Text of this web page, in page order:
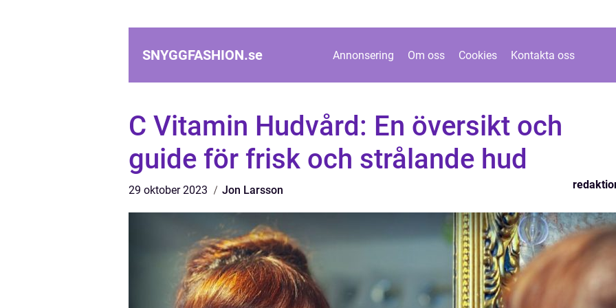
SNYGGFASHION.se Annonsering Om oss Cookies Kontakta oss
C Vitamin Hudvård: En översikt och
guide för frisk och strålande hud
29 oktober 2023 Jon Larsson